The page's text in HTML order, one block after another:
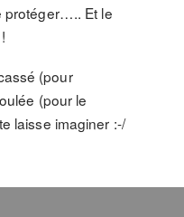
protéger….. Et le
(pour
(pour le
laisse imaginer :-/